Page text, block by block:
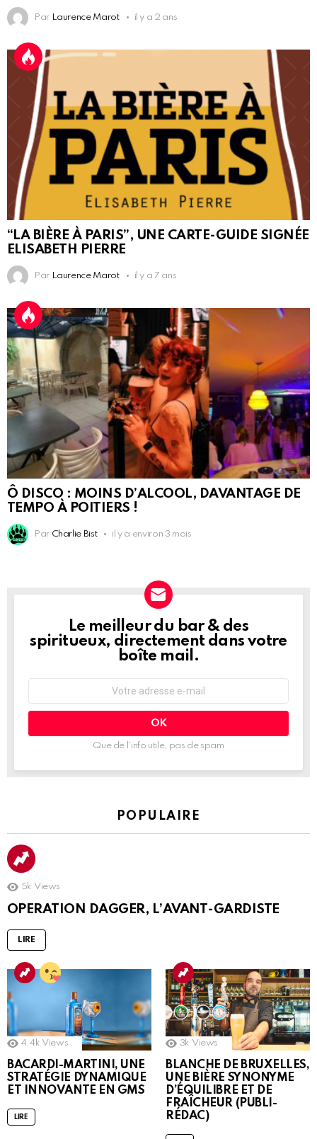
Par Laurence Marot il y a 2 ans
“LA BIÈRE À PARIS”, UNE CARTE-GUIDE SIGNÉE
ELISABETH PIERRE
Par Laurence Marot il y a 7 ans
Ô DISCO : MOINS D’ALCOOL, DAVANTAGE DE
TEMPO À POITIERS !
Par Charlie Bist il y a environ 3 mois
NEWSLETTER
Le meilleur du bar & des
spiritueux, directement dans votre
boîte mail.
mail
Que de l’info utile, pas de spam
POPULAIRE
5k Views
OPERATION DAGGER, L’AVANT-GARDISTE
LIRE
4.4k Views
BACARDI-MARTINI, UNE
STRATÉGIE DYNAMIQUE
ET INNOVANTE EN GMS
LIRE
3k Views
BLANCHE DE BRUXELLES,
UNE BIÈRE SYNONYME
D’ÉQUILIBRE ET DE
FRAÎCHEUR (PUBLI-
RÉDAC)